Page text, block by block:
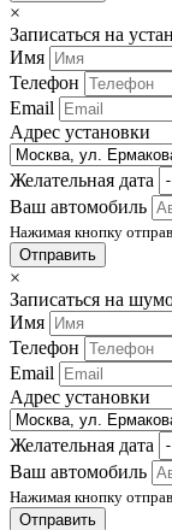
×
Записаться на
Имя
Телефон
Email
Адрес установки
Желательная дата
Ваш автомобиль
Нажимая кнопку
×
Записаться на
Имя
Телефон
Email
Адрес установки
Желательная дата
Ваш автомобиль
Нажимая кнопку